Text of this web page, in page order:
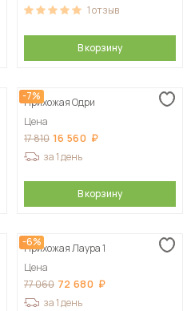
1отзыв
В корзину
-7%
Прихожая Одри
Цена
17 810 16 560
за 1 день
В корзину
-6%
Прихожая Лаура 1
Цена
77 060 72 680
за 1 день